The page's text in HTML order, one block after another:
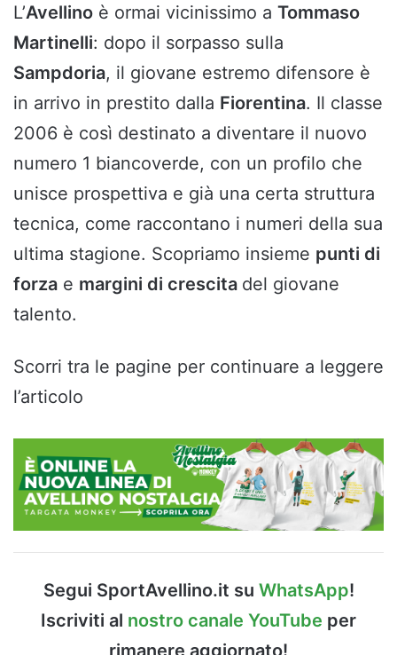
L’Avellino è ormai vicinissimo a Tommaso
Martinelli: dopo il sorpasso sulla
Sampdoria, il giovane estremo difensore è
in arrivo in prestito dalla Fiorentina. Il classe
2006 è così destinato a diventare il nuovo
numero 1 biancoverde, con un profilo che
unisce prospettiva e già una certa struttura
tecnica, come raccontano i numeri della sua
ultima stagione. Scopriamo insieme punti di
forza e margini di crescita del giovane
talento.
Scorri tra le pagine per continuare a leggere
l’articolo
Segui SportAvellino.it su WhatsApp!
Iscriviti al nostro canale YouTube per
rimanere aggiornato!